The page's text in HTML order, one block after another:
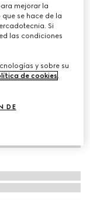
mejorar la
se hace de la
Si
las condiciones
y sobre su
de cookies.
DE